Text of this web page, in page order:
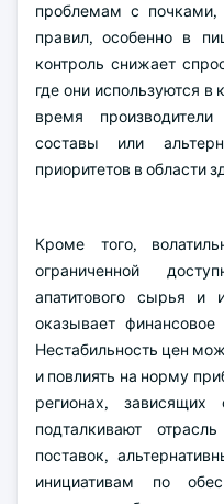
проблемам с почками,
правил, особенно в
контроль снижает
где они используются в
время
составы или
приоритетов в области
Кроме того,
ограниченной
апатитового сырья и
оказывает финансовое
Нестабильность цен
и повлиять на норму
регионах,
подталкивают
поставок,
инициативам по